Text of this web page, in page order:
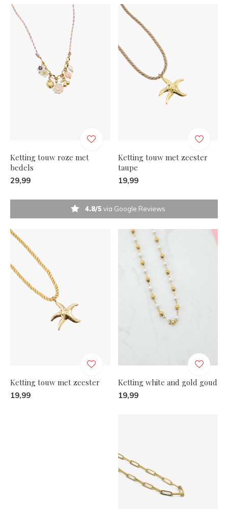
Ketting touw roze met
bedels
29,99
Ketting touw met zeester
taupe
19,99
4.8/5via Google Reviews
Ketting touw met zeester
19,99
Ketting white and gold goud
19,99